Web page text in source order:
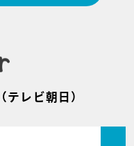
（テレビ朝日）